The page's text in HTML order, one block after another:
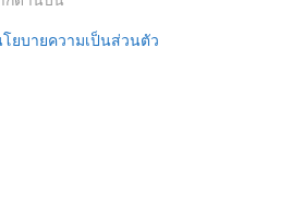
ยบายความเป็นส่วนตัว